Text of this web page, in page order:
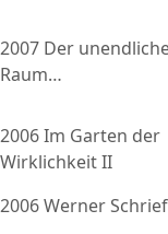
2007 Der
Raum…
2006 Im Garten der
Wirklichkeit II
2006 Werner